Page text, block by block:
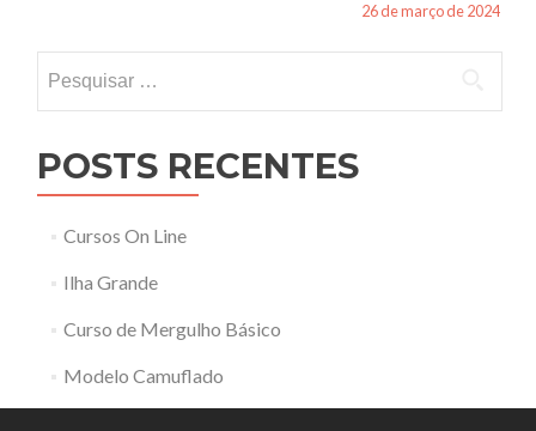
posts
26 de março de 2024
por:
POSTS RECENTES
Cursos On Line
Ilha Grande
Curso de Mergulho Básico
Modelo Camuflado